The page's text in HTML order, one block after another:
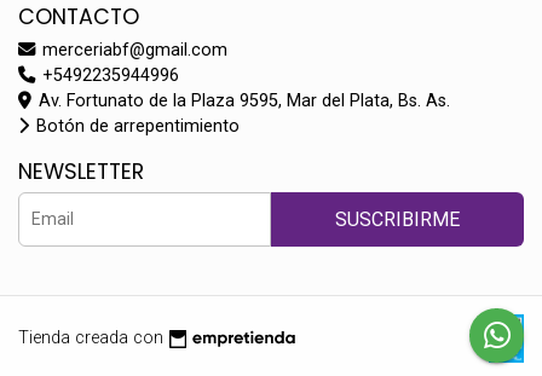
CONTACTO
merceriabf@gmail.com
+5492235944996
Av. Fortunato de la Plaza 9595, Mar del Plata, Bs. As.
Botón de arrepentimiento
NEWSLETTER
SUSCRIBIRME
Tienda creada con